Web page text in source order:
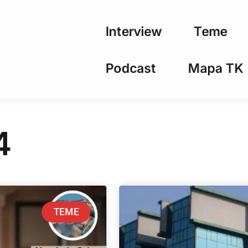
Interview Teme
Podcast Mapa TK
TEME